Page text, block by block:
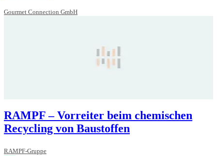
Gourmet Connection GmbH
RAMPF – Vorreiter beim chemischen
Recycling von Baustoffen
RAMPF-Gruppe